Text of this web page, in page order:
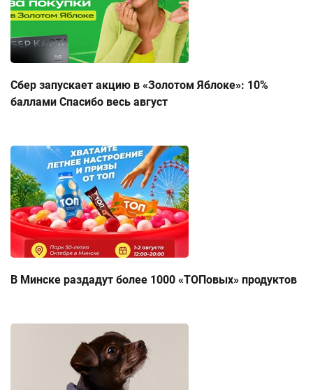
Сбер запускает акцию в «Золотом Яблоке»: 10%
баллами Спасибо весь август
В Минске раздадут более 1000 «ТОПовых» продуктов